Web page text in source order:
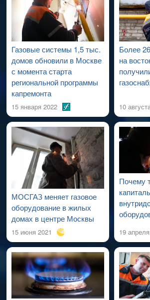
проведения работ по капитальному
Газовые системы 1,5 тыс.
домов обновили в Москве
с момента старта
региональной программы
капремонта
15 января 2022
Более
на
10
МОСГАЗ меняет газовое
оборудование в жилых
домах в центре Москвы
15 июня 2021
Почему
19